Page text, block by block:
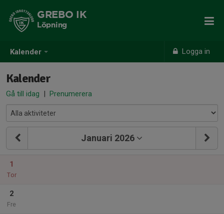
Kalender Logga in
GREBO IK
Löpning
Kalender
Gå till idag | Prenumerera
Januari 2026
1
Tor
2
Fre